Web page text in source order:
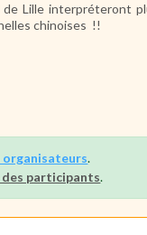
Lille interpréteront
chinoises !!
organisateurs.
participants.